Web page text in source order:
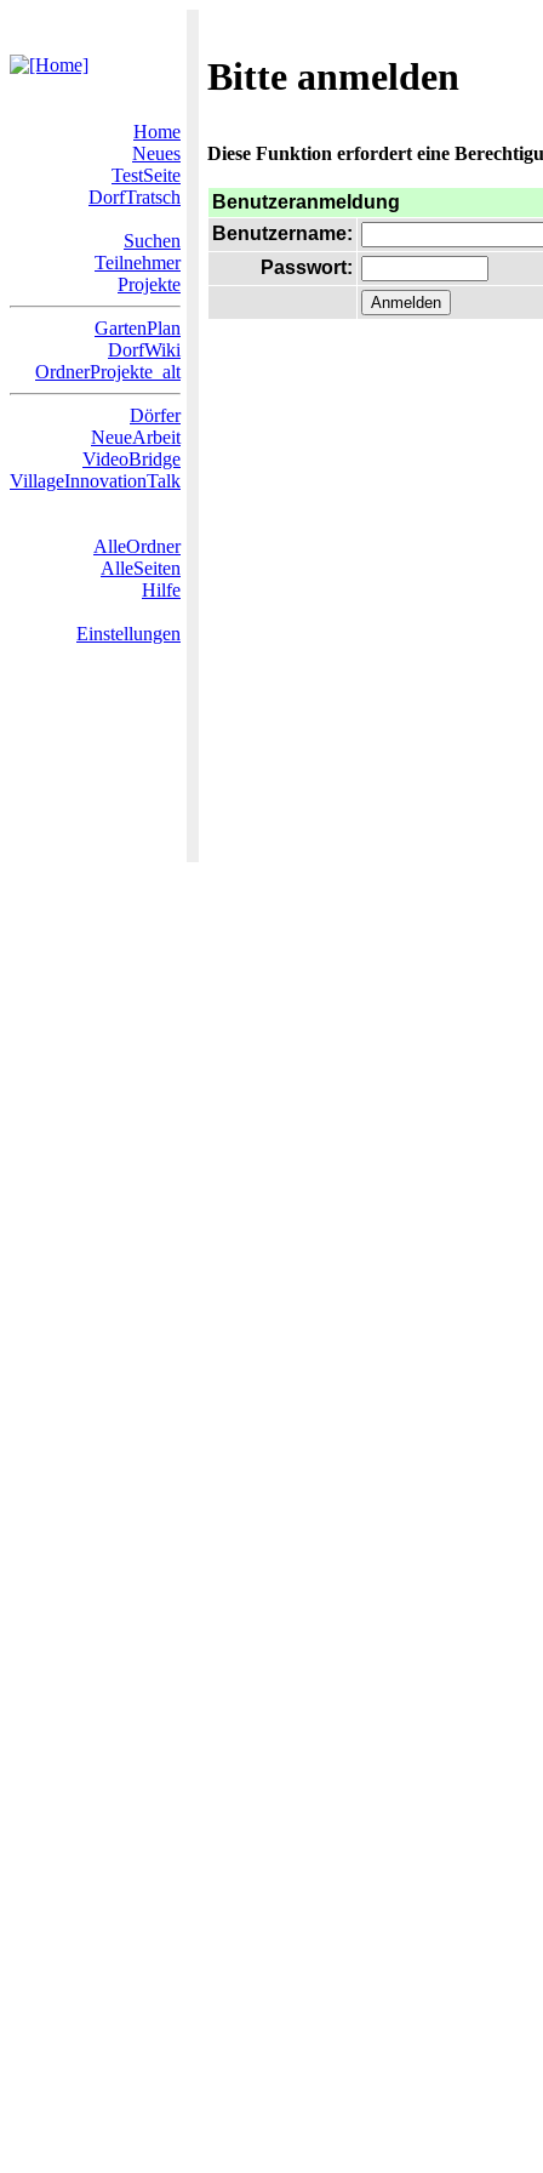
Bitte anmelden
Home
Neues
TestSeite
DorfTratsch
Suchen
Teilnehmer
Projekte
GartenPlan
DorfWiki
OrdnerProjekte_alt
Dörfer
NeueArbeit
VideoBridge
VillageInnovationTalk
AlleOrdner
AlleSeiten
Hilfe
Einstellungen
Diese Funktion erfordert eine
Benutzeranmeldung
Benutzername:
Passwort: